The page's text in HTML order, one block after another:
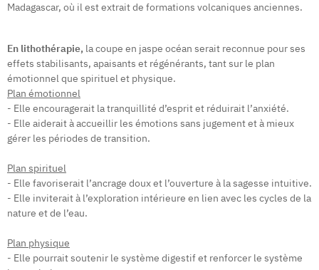
Madagascar, où il est extrait de formations volcaniques anciennes.
En lithothérapie, la coupe en jaspe océan serait reconnue pour ses
effets stabilisants, apaisants et régénérants, tant sur le plan
émotionnel que spirituel et physique.
Plan émotionnel
- Elle encouragerait la tranquillité d’esprit et réduirait l’anxiété.
- Elle aiderait à accueillir les émotions sans jugement et à mieux
gérer les périodes de transition.
Plan spirituel
- Elle favoriserait l’ancrage doux et l’ouverture à la sagesse intuitive.
- Elle inviterait à l’exploration intérieure en lien avec les cycles de la
nature et de l’eau.
Plan physique
- Elle pourrait soutenir le système digestif et renforcer le système